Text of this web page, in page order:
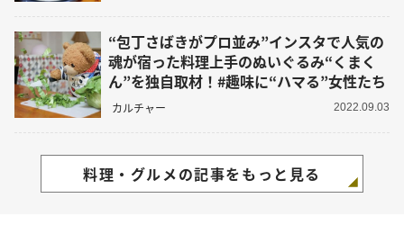
“包丁さばきがプロ並み”インスタで人気の
魂が宿った料理上手のぬいぐるみ“くまく
ん”を独自取材！#趣味に“ハマる”女性たち
カルチャー 2022.09.03
料理・グルメの記事をもっと見る